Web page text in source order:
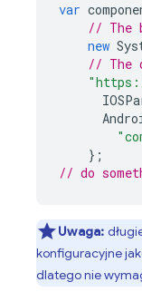
var
// The
new
// The
};
// do
Uwaga:
konfiguracyjne
dlatego nie